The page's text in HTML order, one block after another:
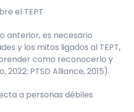
el TEPT
anterior, es necesario
y los mitos ligados al TEPT,
como reconocerlo y
2022; PTSD Alliance, 2015).
a personas débiles